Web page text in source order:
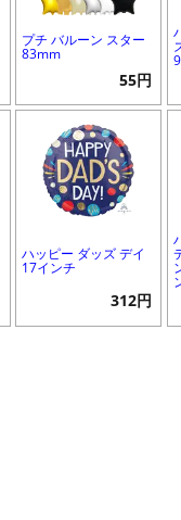
プチ バルーン スター
83mm
55円
ハッピー ダッズ デイ
17インチ
312円